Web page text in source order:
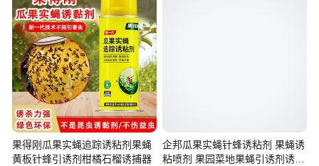
果得刚瓜果实蝇追踪诱粘剂果蝇
黄板针蜂引诱剂柑橘石榴诱捕器
企邦瓜果实蝇针蜂诱粘剂 果蝇诱
粘喷剂 果园菜地果蝇引诱剂诱捕